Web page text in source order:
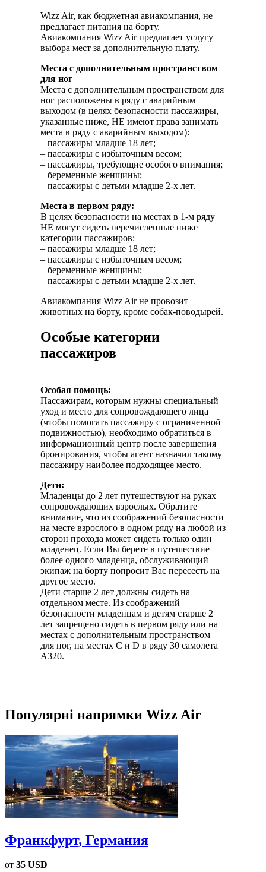
Wizz Air, как бюджетная авиакомпания, не
предлагает питания на борту.
Авиакомпания Wizz Air предлагает услугу
выбора мест за дополнительную плату.
Места с дополнительным пространством
для ног
Места с дополнительным пространством для
ног расположены в ряду с аварийным
выходом (в целях безопасности пассажиры,
указанные ниже, НЕ имеют права занимать
места в ряду с аварийным выходом):
– пассажиры младше 18 лет;
– пассажиры с избыточным весом;
– пассажиры, требующие особого внимания;
– беременные женщины;
– пассажиры с детьми младше 2-х лет.
Места в первом ряду:
В целях безопасности на местах в 1-м ряду
НЕ могут сидеть перечисленные ниже
категории пассажиров:
– пассажиры младше 18 лет;
– пассажиры с избыточным весом;
– беременные женщины;
– пассажиры с детьми младше 2-х лет.
Авиакомпания Wizz Air не провозит
животных на борту, кроме собак-поводырей.
Особые категории
пассажиров
Особая помощь:
Пассажирам, которым нужны специальный
уход и место для сопровождающего лица
(чтобы помогать пассажиру с ограниченной
подвижностью), необходимо обратиться в
информационный центр после завершения
бронирования, чтобы агент назначил такому
пассажиру наиболее подходящее место.
Дети:
Младенцы до 2 лет путешествуют на руках
сопровождающих взрослых. Обратите
внимание, что из соображений безопасности
на месте взрослого в одном ряду на любой из
сторон прохода может сидеть только один
младенец. Если Вы берете в путешествие
более одного младенца, обслуживающий
экипаж на борту попросит Вас пересесть на
другое место.
Дети старше 2 лет должны сидеть на
отдельном месте. Из соображений
безопасности младенцам и детям старше 2
лет запрещено сидеть в первом ряду или на
местах с дополнительным пространством
для ног, на местах C и D в ряду 30 самолета
А320.
Популярні напрямки Wizz Air
Франкфурт, Германия
от 35 USD